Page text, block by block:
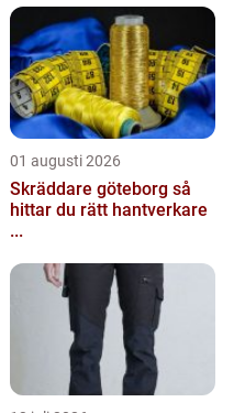
01 augusti 2026
Skräddare göteborg så
hittar du rätt hantverkare
...